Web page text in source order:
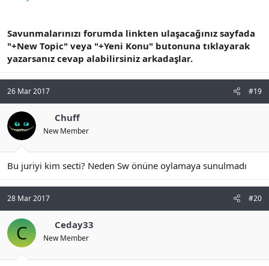
Savunmalarınızı forumda linkten ulaşacağınız sayfada
"+New Topic" veya "+Yeni Konu" butonuna tıklayarak
yazarsanız cevap alabilirsiniz arkadaşlar.
26 Mar 2017 #19
Chuff
New Member
Bu juriyi kim secti? Neden Sw önüne oylamaya sunulmadı
28 Mar 2017 #20
C Ceday33
New Member